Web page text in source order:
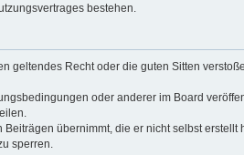
bestehen.
geltendes Recht oder die guten Sitten
oder anderer im Board
übernimmt, die er nicht selbst
sperren.